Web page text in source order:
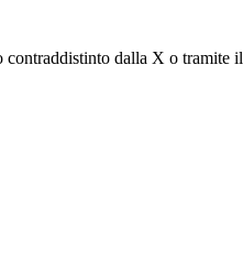
dalla X o